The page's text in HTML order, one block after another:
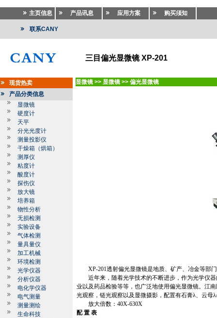
主页信息 产品讯息 应用方案 购买须知
联系CANY
三目偏光显微镜 XP-201
现货热卖
产品分类信息
显微镜
硬度计
天平
分光光度计
测量投影仪
干燥箱（烘箱）
测厚仪
粘度计
酸度计
探伤仪
放大镜
培养箱
物性分析
无损检测
实验设备
气体检测
量具量仪
加工机械
环境检测
光学仪器
分析仪器
电化学仪器
电气测量
测量测绘
生命科技
显微镜 >> 显微镜 >> 偏光显微镜
XP-201透射偏光显微镜是地质、矿产、冶金等部
近年来，随着光学技术的不断进步，作为光学仪
业以及药品检验等等，也广泛地使用偏光显微镜。江
光观察，链光观察以及显微摄影，配置有石膏λ、 云母λ
放大倍数： 40X-630X
配 置 表